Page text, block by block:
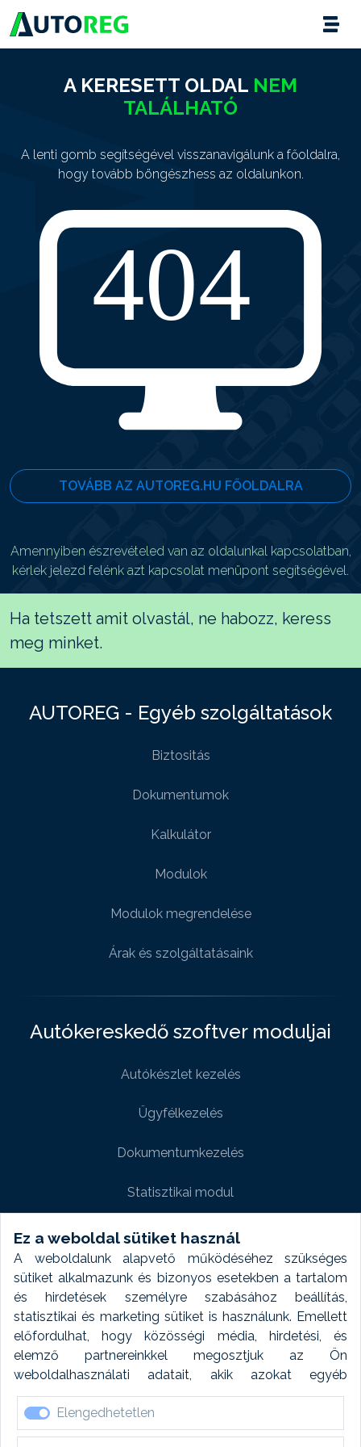
Ez a weboldal sütiket használ
A weboldalunk alapvető működéséhez szükséges
sütiket alkalmazunk és bizonyos esetekben a tartalom
és hirdetések személyre szabásához beállítás,
statisztikai és marketing sütiket is használunk. Emellett
előfordulhat, hogy közösségi média, hirdetési, és
elemző partnereinkkel megosztjuk az Ön
weboldalhasználati adatait, akik azokat egyéb
forrásokból gyűjtött adatokkal kombinálhatják. A sütik
elfogadásával kapcsolatosan naplózást végzünk és
ezen adatokat 6 hónap után automatikusan töröljük. A
Elengedhetetlen
A KERESETT OLDAL NEM
TALÁLHATÓ
A lenti gomb segítségével visszanavigálunk a főoldalra,
hogy tovább böngészhess az oldalunkon.
TOVÁBB AZ AUTOREG.HU FŐOLDALRA
Amennyiben észrevételed van az oldalunkal kapcsolatban,
kérlek jelezd felénk azt kapcsolat menüpont segítségével.
Ha tetszett amit olvastál, ne habozz, keress
meg minket.
AUTOREG - Egyéb szolgáltatások
Biztositás
Dokumentumok
Kalkulátor
Modulok
Modulok megrendelése
Árak és szolgáltatásaink
Autókereskedő szoftver moduljai
Autókészlet kezelés
Ügyfélkezelés
Dokumentumkezelés
Statisztikai modul
Weboldal modul
Fényképtár extra modul
Autómosó modul
Feladatütemezés